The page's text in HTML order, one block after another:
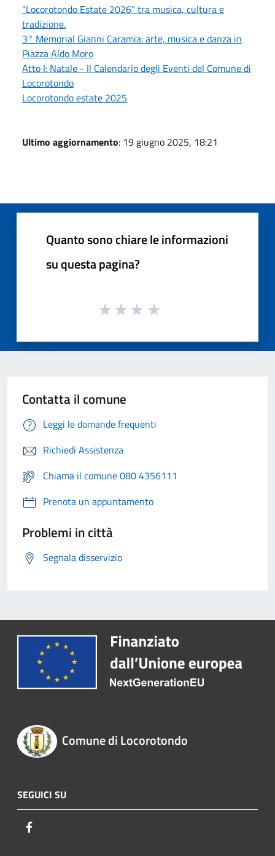
"Locorotondo Estate 2026" tra musica, cultura e
tradizione.
3° Memorial Gianni Caramia: arte, musica e danza in
Piazza Aldo Moro
Atto I: Natale - Il Calendario degli Eventi del Comune di
Locorotondo
Locorotondo estate 2025
Ultimo aggiornamento: 19 giugno 2025, 18:21
Quanto sono chiare le informazioni
su questa pagina?
Contatta il comune
Leggi le domande frequenti
Richiedi Assistenza
Chiama il comune 080 4356111
Prenota un appuntamento
Problemi in città
Segnala disservizio
Comune di Locorotondo
SEGUICI SU